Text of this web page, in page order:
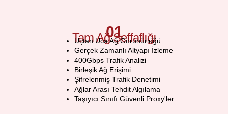
01
Tam Ağ Şeffaflığı
Uçtan Uca Ağ Görünürlüğü
Gerçek Zamanlı Altyapı İzleme
400Gbps Trafik Analizi
Birleşik Ağ Erişimi
Şifrelenmiş Trafik Denetimi
Ağlar Arası Tehdit Algılama
Taşıyıcı Sınıfı Güvenli Proxy'ler